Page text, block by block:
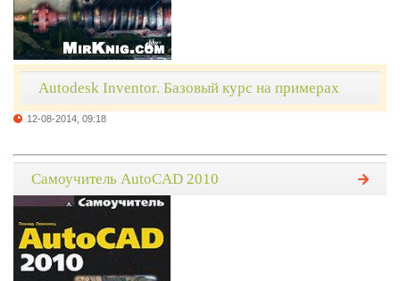
Autodesk Inventor. Базовый курс на примерах
12-08-2014, 09:18
Самоучитель AutoCAD 2010